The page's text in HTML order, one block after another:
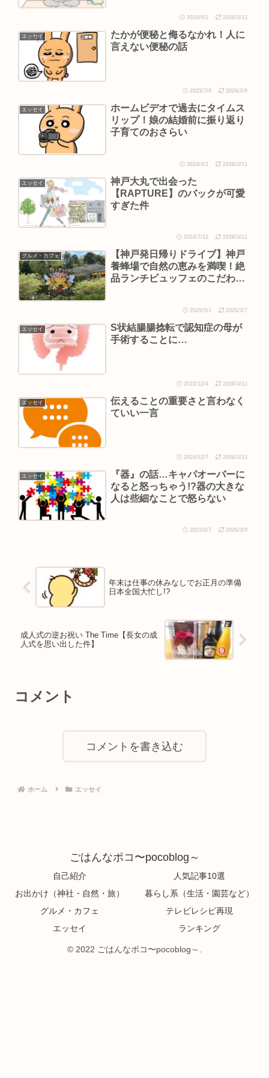
2024/9/2 2026/3/11
エッセイ
たかが便秘と侮るなかれ！人に
言えない便秘の話
2023/7/9 2026/3/9
エッセイ
ホームビデオで過去にタイムス
リップ！娘の結婚前に振り返り
子育てのおさらい
2024/4/1 2026/3/11
エッセイ
神戸大丸で出会った
【RAPTURE】のバックが可愛
すぎた件
2024/7/12 2026/3/11
グルメ・カフェ
【神戸発日帰りドライブ】神戸
養蜂場で自然の恵みを満喫！絶
品ランチビュッフェのこだわり
2025/5/1 2026/3/7
エッセイ
S状結腸腸捻転で認知症の母が
手術することに…
2022/12/4 2026/3/11
エッセイ
伝えることの重要さと言わなく
ていい一言
2024/12/7 2026/3/11
エッセイ
『器』の話…キャパオーバーに
なると怒っちゃう!?器の大きな
人は些細なことで怒らない
2023/6/7 2026/3/9
年末は仕事の休みなしでお正月の準備
日本全国大忙し!?
成人式の逆お祝い The Time【長女の成
人式を思い出した件】
コメント
コメントを書き込む
ホーム エッセイ
ごはんなポコ〜pocoblog～
自己紹介
人気記事10選
お出かけ（神社・自然・旅）
暮らし系（生活・園芸など）
グルメ・カフェ
テレビレシピ再現
エッセイ
ランキング
© 2022 ごはんなポコ〜pocoblog～.